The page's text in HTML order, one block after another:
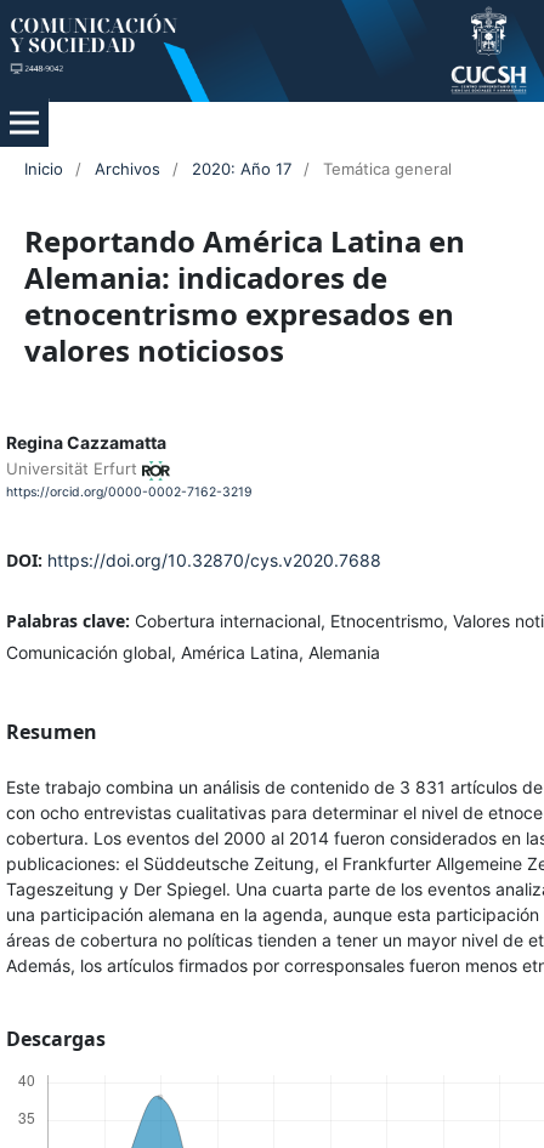
Inicio / Archivos / 2020: Año 17 / Temática general
Reportando América Latina en
Alemania: indicadores de
etnocentrismo expresados en
valores noticiosos
Regina Cazzamatta
Universität Erfurt
https://orcid.org/0000-0002-7162-3219
DOI: https://doi.org/10.32870/cys.v2020.7688
Palabras clave: Cobertura internacional, Etnocentrismo, Valores
Comunicación global, América Latina, Alemania
Resumen
Este trabajo combina un análisis de contenido de 3 831 artículos
con ocho entrevistas cualitativas para determinar el nivel de
cobertura. Los eventos del 2000 al 2014 fueron considerados en
publicaciones: el Süddeutsche Zeitung, el Frankfurter Allgemeine
Tageszeitung y Der Spiegel. Una cuarta parte de los eventos
una participación alemana en la agenda, aunque esta participación
áreas de cobertura no políticas tienden a tener un mayor nivel de
Además, los artículos firmados por corresponsales fueron menos
Descargas